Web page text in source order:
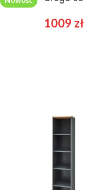
1009 zł